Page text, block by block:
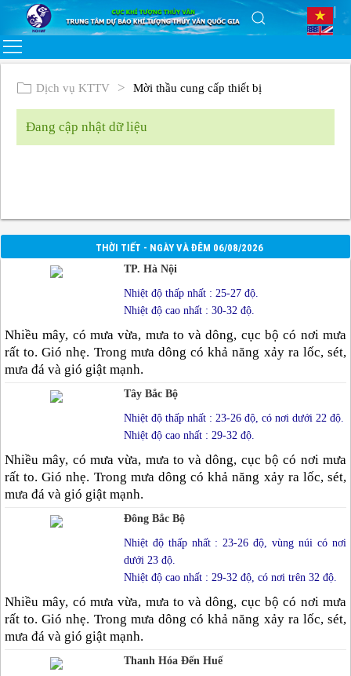
Dịch vụ KTTV Mời thầu cung cấp thiết bị
Đang cập nhật dữ liệu
THỜI TIẾT - NGÀY VÀ ĐÊM 06/08/2026
TP. Hà Nội
Nhiệt độ thấp nhất : 25-27 độ.
Nhiệt độ cao nhất : 30-32 độ.
Nhiều mây, có mưa vừa, mưa to và dông, cục bộ có nơi mưa
rất to. Gió nhẹ. Trong mưa dông có khả năng xảy ra lốc, sét,
mưa đá và gió giật mạnh.
Tây Bắc Bộ
Nhiệt độ thấp nhất : 23-26 độ, có nơi dưới 22 độ.
Nhiệt độ cao nhất : 29-32 độ.
Nhiều mây, có mưa vừa, mưa to và dông, cục bộ có nơi mưa
rất to. Gió nhẹ. Trong mưa dông có khả năng xảy ra lốc, sét,
mưa đá và gió giật mạnh.
Đông Bắc Bộ
Nhiệt độ thấp nhất : 23-26 độ, vùng núi có nơi
dưới 23 độ.
Nhiệt độ cao nhất : 29-32 độ, có nơi trên 32 độ.
Nhiều mây, có mưa vừa, mưa to và dông, cục bộ có nơi mưa
rất to. Gió nhẹ. Trong mưa dông có khả năng xảy ra lốc, sét,
mưa đá và gió giật mạnh.
Thanh Hóa Đến Huế